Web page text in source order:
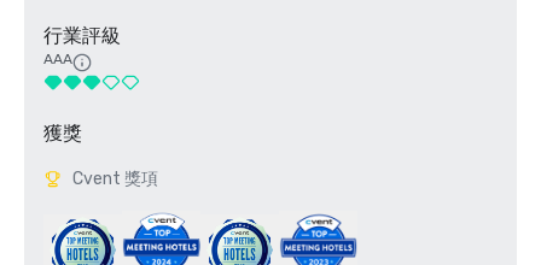
行業評級
AAA
獲獎
Cvent 獎項